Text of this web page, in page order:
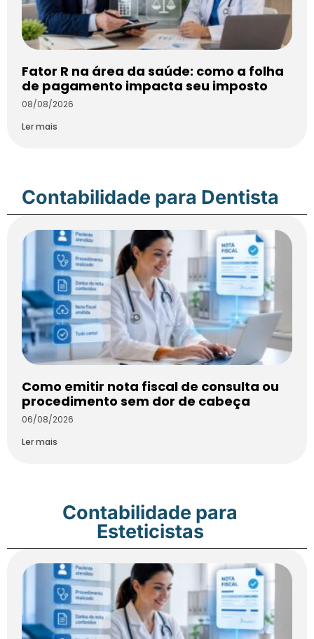
Fator R na área da saúde: como a folha
de pagamento impacta seu imposto
08/08/2026
Ler mais
Contabilidade para Dentista
Como emitir nota fiscal de consulta ou
procedimento sem dor de cabeça
06/08/2026
Ler mais
Contabilidade para
Esteticistas